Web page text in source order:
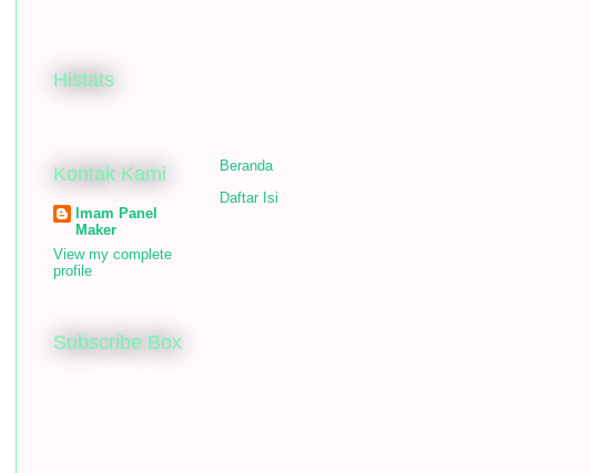
Histats
Kontak Kami
Imam Panel
Maker
View my complete
profile
Beranda
Daftar Isi
Subscribe Box